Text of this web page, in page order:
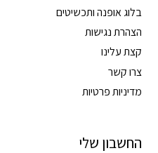
בלוג אופנה ותכשיטים
הצהרת נגישות
קצת עלינו
צרו קשר
מדיניות פרטיות
החשבון שלי